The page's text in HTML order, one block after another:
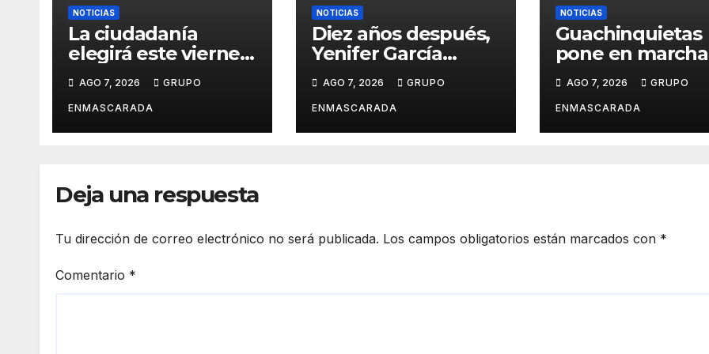
NOTICIAS
La ciudadanía
elegirá este viernes
el cartel del
Carnaval de Las
Palmas de Gran
Canaria 2027 en
Televisión Canaria
AGO 7, 2026 GRUPO
ENMASCARADA
NOTICIAS
Diez años después,
Yenifer García
revive su sueño
carnavalero en el
vídeo de
presentación de
AGO 7, 2026 GRUPO
ENMASCARADA
NOTICIAS
Guachinquietas
pone en
creación de su
repertorio para el
Carnaval 2027
AGO 7, 2026 GRUPO
ENMASCARADA
Deja una respuesta
Tu dirección de correo electrónico no será publicada. Los campos obligatorios están marcados con *
Comentario *